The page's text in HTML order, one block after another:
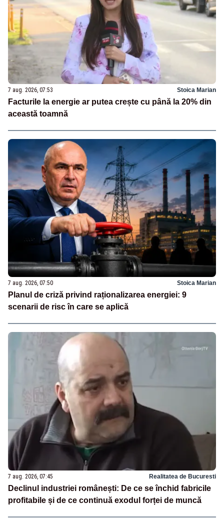
7 aug. 2026, 07:53 Stoica Marian
Facturile la energie ar putea crește cu până la 20% din
această toamnă
7 aug. 2026, 07:50 Stoica Marian
Planul de criză privind raționalizarea energiei: 9
scenarii de risc în care se aplică
7 aug. 2026, 07:45 Realitatea de Bucuresti
Declinul industriei românești: De ce se închid fabricile
profitabile și de ce continuă exodul forței de muncă